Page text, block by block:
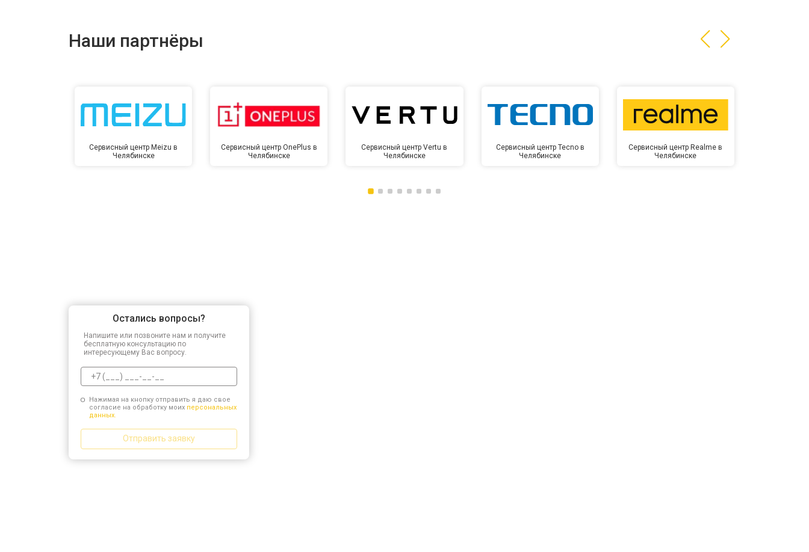
Наши партнёры
Сервисный центр Meizu в
Челябинске
Сервисный центр OnePlus в
Челябинске
Сервисный центр Vertu в
Челябинске
Сервисный центр Tecno в
Челябинске
Сервисный центр Realme в
Челябинске
Остались вопросы?
Напишите или позвоните нам и получите
бесплатную консультацию по
интересующему Вас вопросу.
Нажимая на кнопку отправить я даю свое
согласие на обработку моих персональных
данных.
Отправить заявку